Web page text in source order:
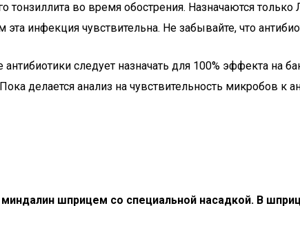
тонзиллита во время обострения. Назначаются
инфекция чувствительна. Не забывайте, что
следует назначать для 100% эффекта на
делается анализ на чувствительность микробов к
шприцем со специальной насадкой. В